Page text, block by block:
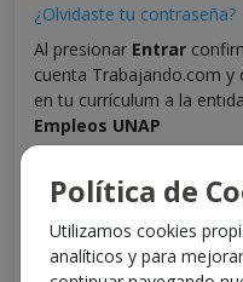
¿Olvidaste tu contraseña?
Al presionar Entrar
cuenta Trabajando.com y
en tu currículum a la
Empleos UNAP
También
Política de
Utilizamos cookies
analíticos y para